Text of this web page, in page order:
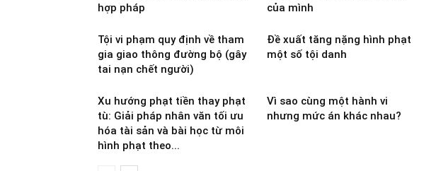
hợp pháp
của mình
Tội vi phạm quy định về tham
gia giao thông đường bộ (gây
tai nạn chết người)
Đề xuất tăng nặng hình phạt
một số tội danh
Xu hướng phạt tiền thay phạt
tù: Giải pháp nhân văn tối ưu
hóa tài sản và bài học từ môi
hình phạt theo...
Vì sao cùng một hành vi
nhưng mức án khác nhau?